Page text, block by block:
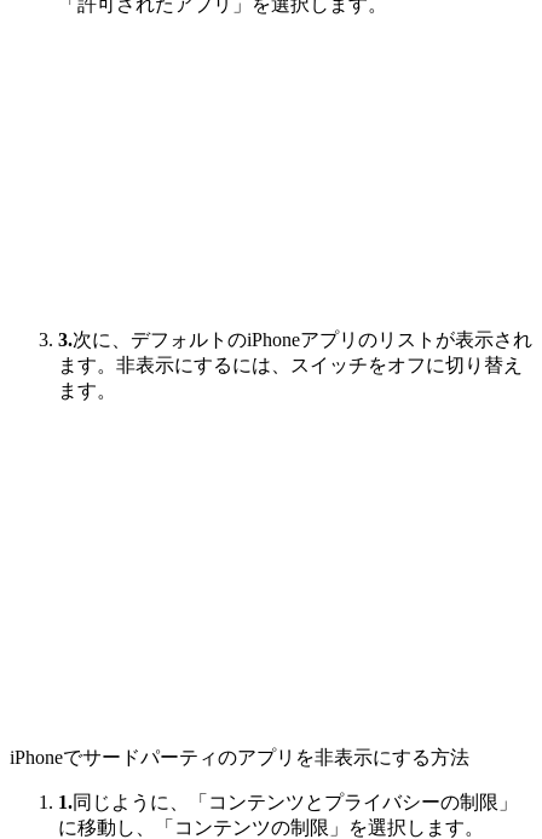
3.次に、デフォルトのiPhoneアプリのリストが表示され
ます。非表示にするには、スイッチをオフに切り替え
ます。
iPhoneでサードパーティのアプリを非表示にする方法
1.同じように、「コンテンツとプライバシーの制限」
に移動し、「コンテンツの制限」を選択します。